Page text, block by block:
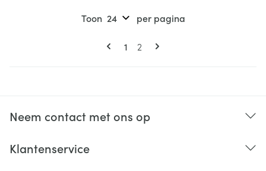
Pagina's
U lees momenteel pagina
1 Pagina
2
Toon per pagina
Neem contact met ons op
Klantenservice